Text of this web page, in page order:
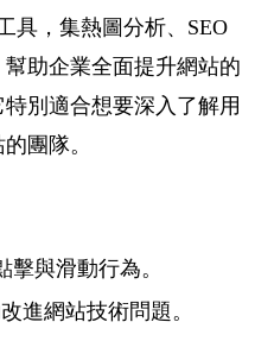
具，集熱圖分析、SEO
助企業全面提升網站的
別適合想要深入了解用
團隊。
與滑動行為。
進網站技術問題。